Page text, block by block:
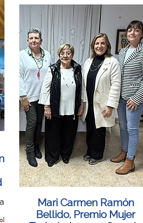
Mari Carmen Ramón
Bellido, Premio Mujer